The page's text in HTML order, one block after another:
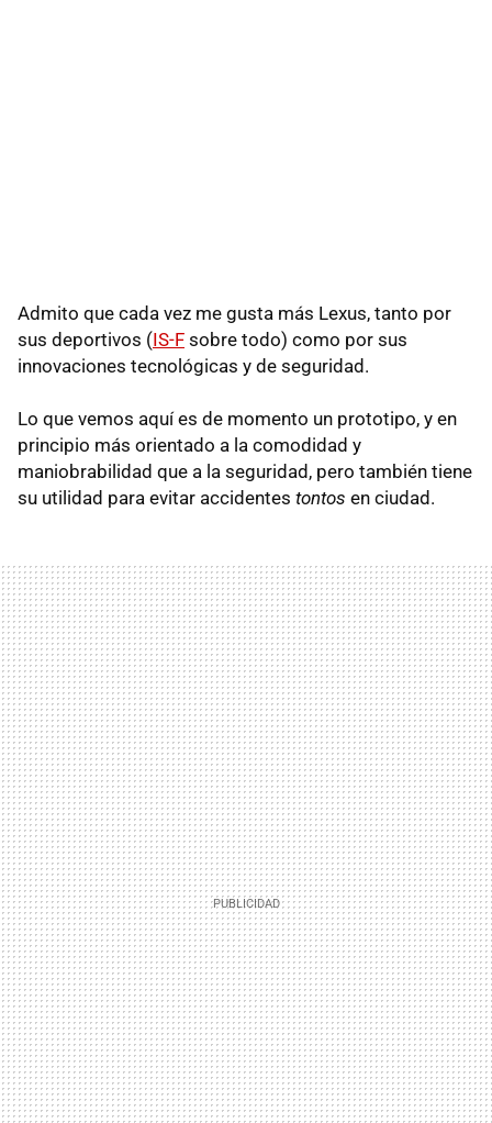
Admito que cada vez me gusta más Lexus, tanto por
sus deportivos (IS-F sobre todo) como por sus
innovaciones tecnológicas y de seguridad.
Lo que vemos aquí es de momento un prototipo, y en
principio más orientado a la comodidad y
maniobrabilidad que a la seguridad, pero también tiene
su utilidad para evitar accidentes tontos en ciudad.